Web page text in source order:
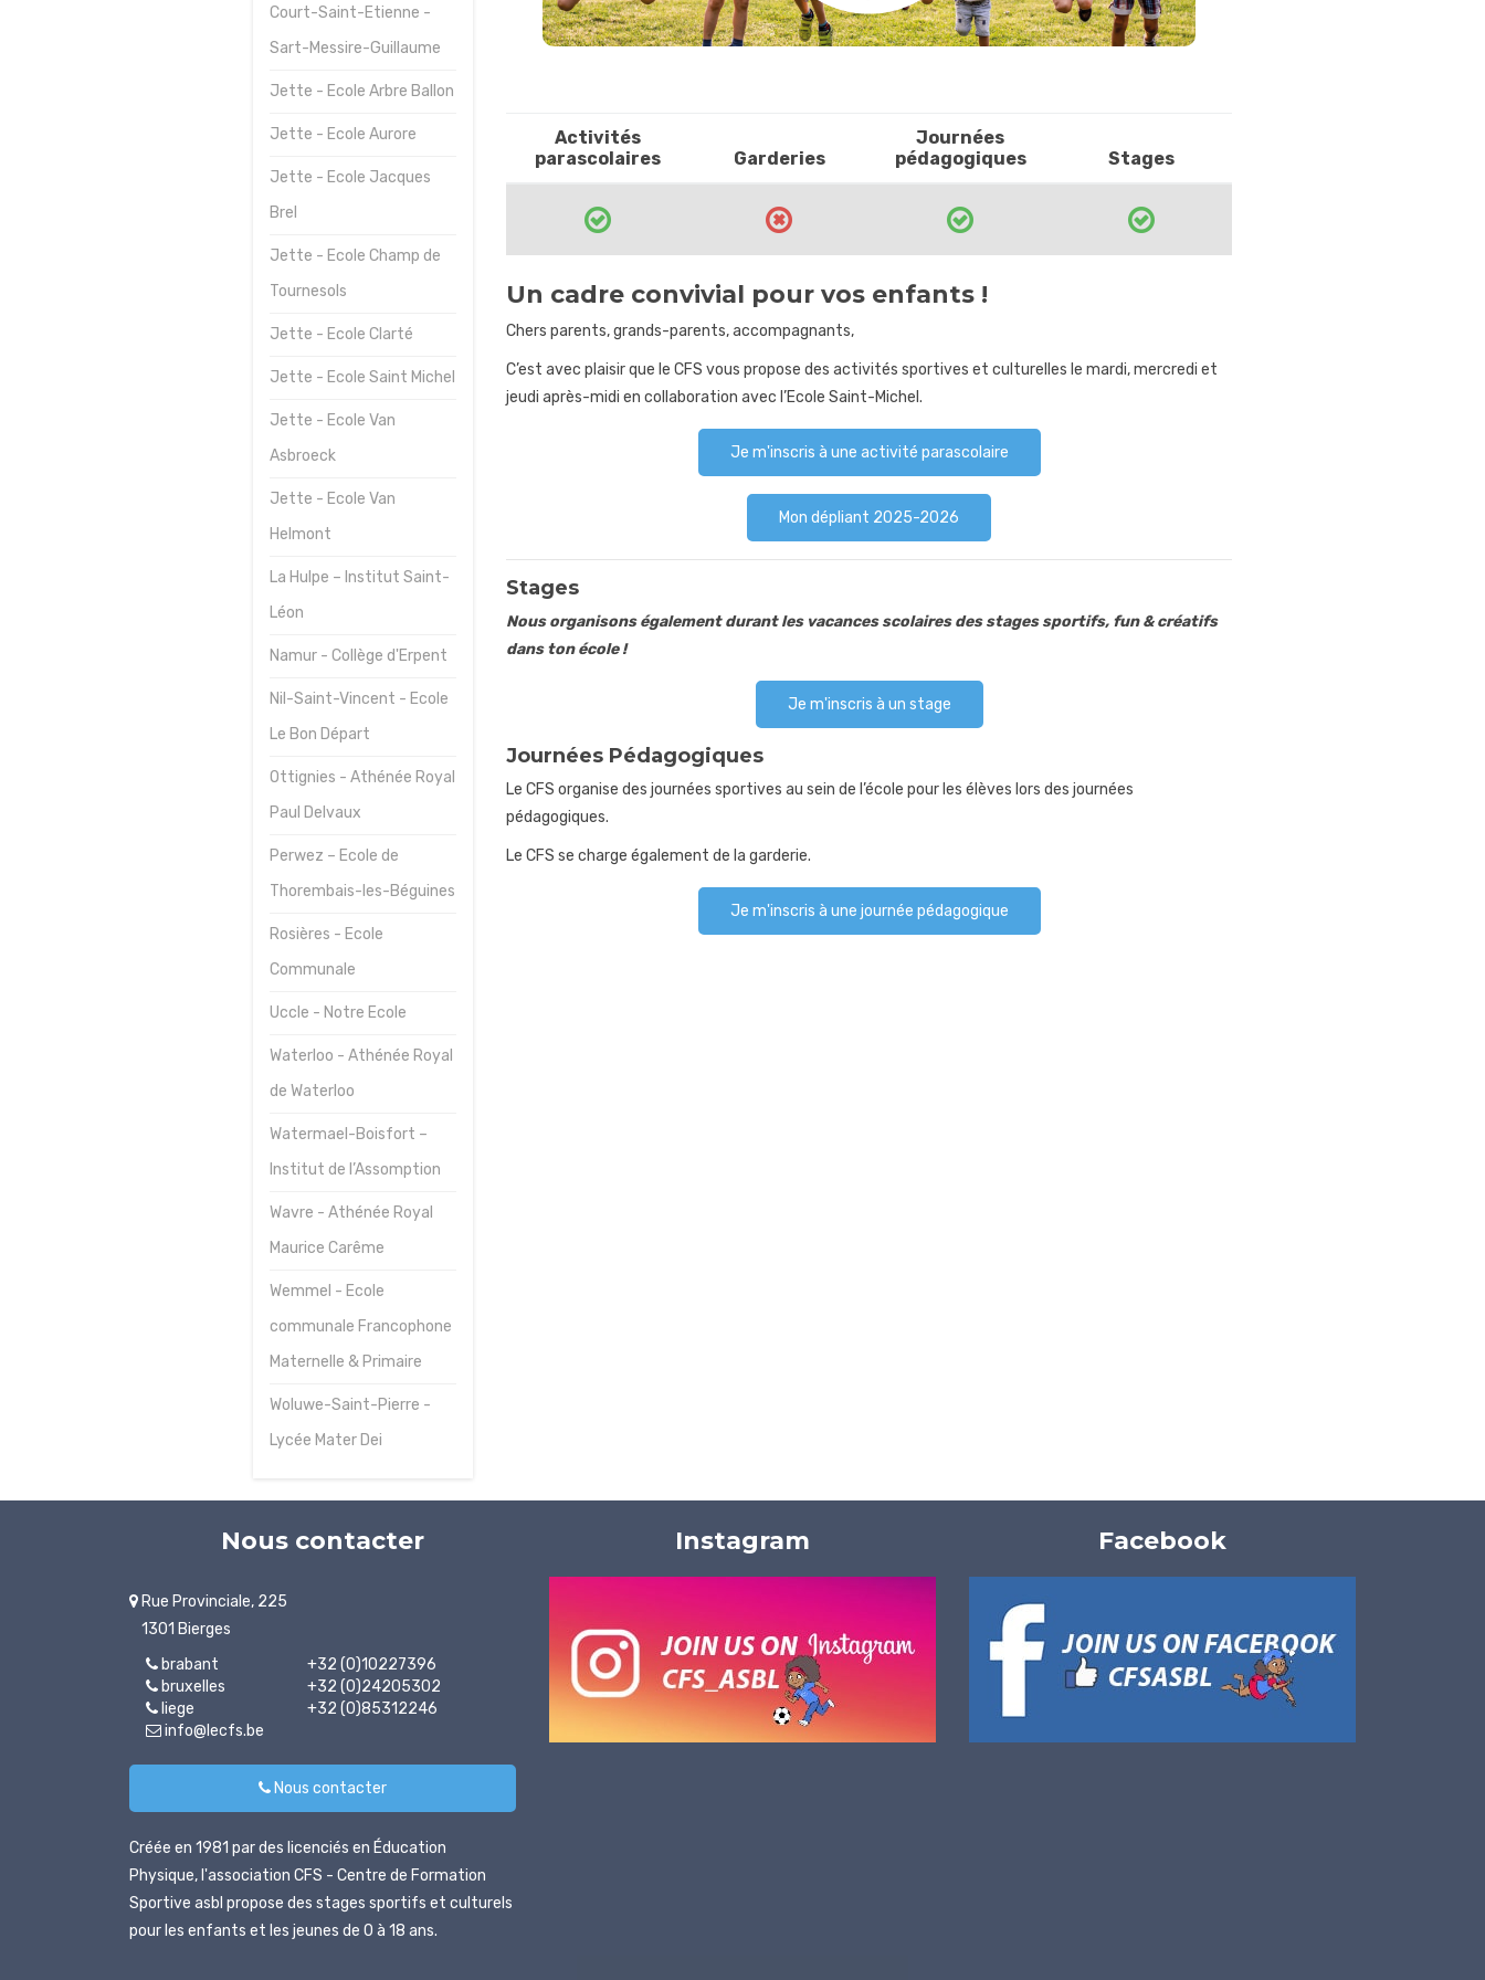
Court-Saint-Etienne -
Sart-Messire-Guillaume
Jette - Ecole Arbre Ballon
Jette - Ecole Aurore
Jette - Ecole Jacques
Brel
Jette - Ecole Champ de
Tournesols
Jette - Ecole Clarté
Jette - Ecole Saint Michel
Jette - Ecole Van
Asbroeck
Jette - Ecole Van
Helmont
La Hulpe – Institut Saint-
Léon
Namur - Collège d'Erpent
Nil-Saint-Vincent - Ecole
Le Bon Départ
Ottignies - Athénée Royal
Paul Delvaux
Perwez – Ecole de
Thorembais-les-Béguines
Rosières - Ecole
Communale
Uccle - Notre Ecole
Waterloo - Athénée Royal
de Waterloo
Watermael-Boisfort –
Institut de l’Assomption
Wavre - Athénée Royal
Maurice Carême
Wemmel - Ecole
communale Francophone
Maternelle & Primaire
Woluwe-Saint-Pierre -
Lycée Mater Dei
Activités
parascolaires
Garderies
Journées
pédagogiques
Stages
Un cadre convivial pour vos enfants !
Chers parents, grands-parents, accompagnants,
C’est avec plaisir que le CFS vous propose des activités sportives et culturelles le mardi, mercredi et
jeudi après-midi en collaboration avec l’Ecole Saint-Michel.
Je m'inscris à une activité parascolaire
Mon dépliant 2025-2026
Stages
Nous organisons également durant les vacances scolaires des stages sportifs, fun & créatifs
dans ton école !
Je m'inscris à un stage
Journées Pédagogiques
Le CFS organise des journées sportives au sein de l’école pour les élèves lors des journées
pédagogiques.
Le CFS se charge également de la garderie.
Je m'inscris à une journée pédagogique
Nous contacter
Rue Provinciale, 225
1301 Bierges
brabant
+32 (0)10227396
bruxelles
+32 (0)24205302
liege
+32 (0)85312246
info@lecfs.be
Nous contacter
Créée en 1981 par des licenciés en Éducation
Physique, l'association CFS - Centre de Formation
Sportive asbl propose des stages sportifs et culturels
pour les enfants et les jeunes de 0 à 18 ans.
Instagram Facebook